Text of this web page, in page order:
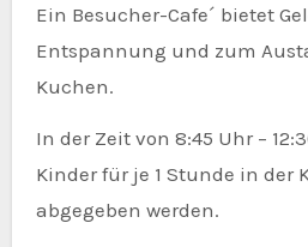
Ein Besucher-Cafe´ bietet
Entspannung und zum
Kuchen.
In der Zeit von 8:45 Uhr –
Kinder für je 1 Stunde in der
abgegeben werden.